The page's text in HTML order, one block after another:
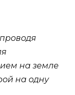
на земле
на одну